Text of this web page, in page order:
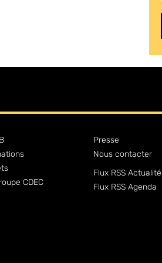
CDEC
Presse
Nous contacter
Flux RSS
Flux RSS Agenda